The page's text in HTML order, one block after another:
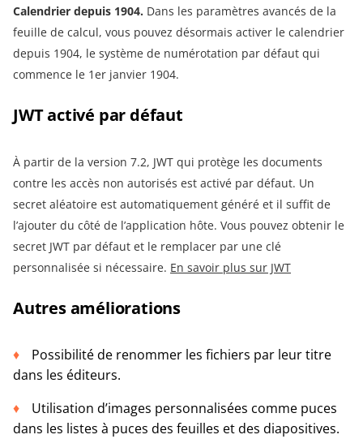
Calendrier depuis 1904. Dans les paramètres avancés de la
feuille de calcul, vous pouvez désormais activer le calendrier
depuis 1904, le système de numérotation par défaut qui
commence le 1er janvier 1904.
JWT activé par défaut
À partir de la version 7.2, JWT qui protège les documents
contre les accès non autorisés est activé par défaut. Un
secret aléatoire est automatiquement généré et il suffit de
l’ajouter du côté de l’application hôte. Vous pouvez obtenir le
secret JWT par défaut et le remplacer par une clé
personnalisée si nécessaire. En savoir plus sur JWT
Autres améliorations
Possibilité de renommer les fichiers par leur titre
dans les éditeurs.
Utilisation d’images personnalisées comme puces
dans les listes à puces des feuilles et des diapositives.